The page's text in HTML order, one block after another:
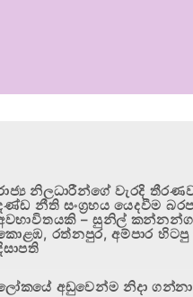
නිලධාරීන්ගේ වැරදි
නීති සංග්‍රහය යෙදවීම
– සුනිල්
රත්නපුර, අම්පාර හිටපු
අඩුවෙන්ම නිදා ගන්නා